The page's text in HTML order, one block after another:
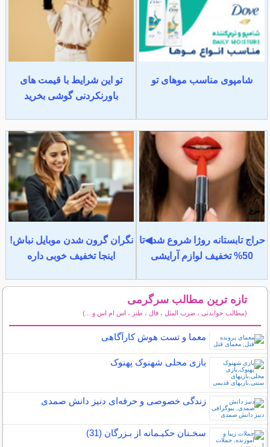
شامپوی مناسب موهای تو
تو این شرایط با قیمت های
باورنکردنی گوشی بخرید
حراج تابستانه روژا شروع شد◀تا
50% تخفیف لوازم آرایشی
نگران گرون شدن موبایل نباش!
اینجا تخفیف خوبی داره
تازه ترین مطالب سرگرمی
(مطالب خواندنی ، ضرب المثل ، فال ، طنز ، اس ام اس و ...)
معما و تست هوش کارآگاهی
بازی محلی شهنوک پهنوک
زندگی خصوصی و حرفه‌ای دنیز دانش صمدی
سخـنان حکیـمانه از بـزرگان (31)